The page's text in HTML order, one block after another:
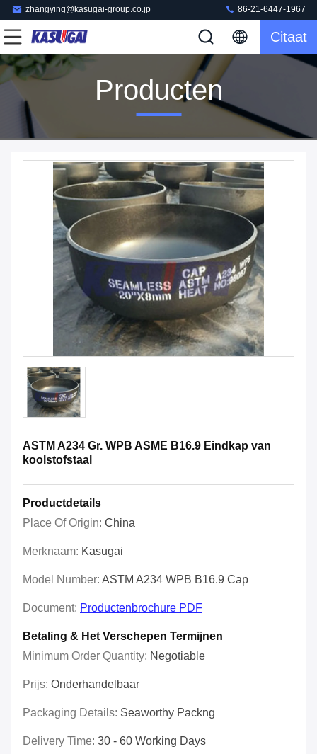
zhangying@kasugai-group.co.jp 86-21-6447-1967
Citaat
Producten
ASTM A234 Gr. WPB ASME B16.9 Eindkap van
koolstofstaal
Productdetails
Place Of Origin: China
Merknaam: Kasugai
Model Number: ASTM A234 WPB B16.9 Cap
Document: Productenbrochure PDF
Betaling & Het Verschepen Termijnen
Minimum Order Quantity: Negotiable
Prijs: Onderhandelbaar
Packaging Details: Seaworthy Packng
Delivery Time: 30 - 60 Working Days